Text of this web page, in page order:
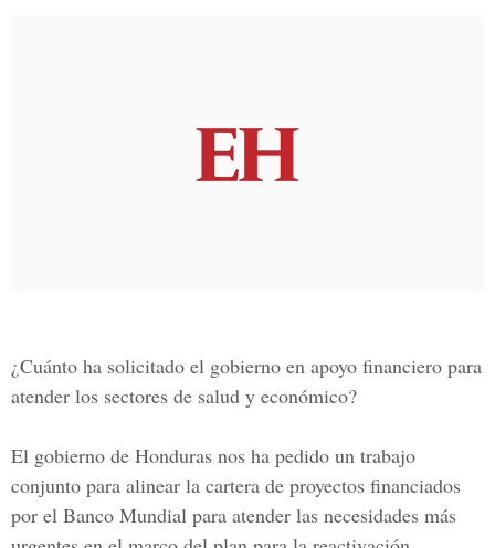
¿Cuánto ha solicitado el gobierno en apoyo financiero para
atender los sectores de salud y económico?
El gobierno de Honduras nos ha pedido un trabajo
conjunto para alinear la cartera de proyectos financiados
por el Banco Mundial para atender las necesidades más